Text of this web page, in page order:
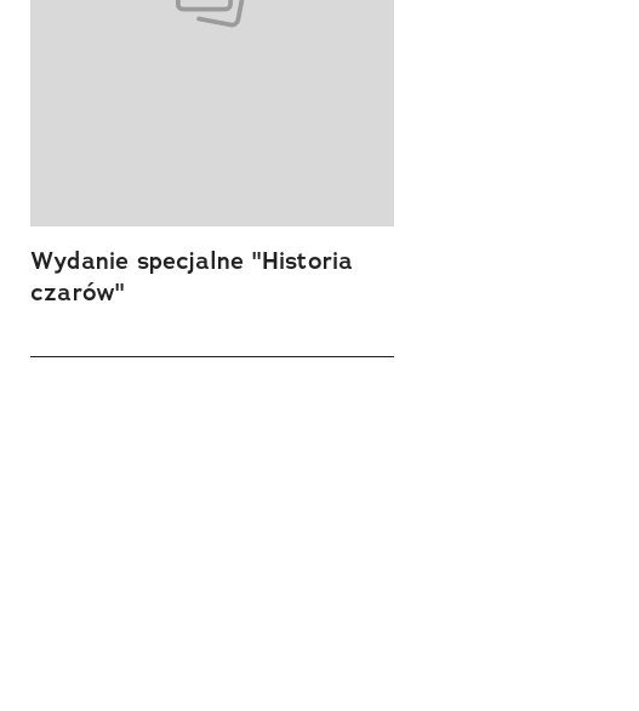
Wydanie specjalne "Historia
czarów"